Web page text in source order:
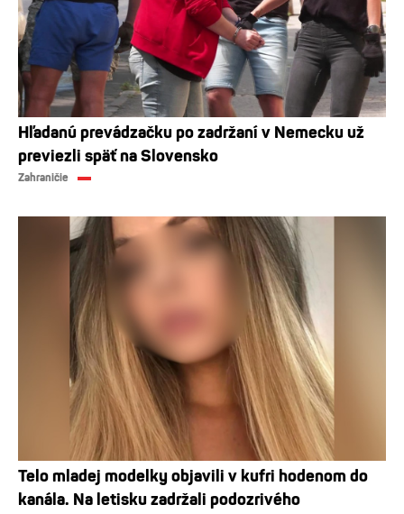
Hľadanú prevádzačku po zadržaní v Nemecku už
previezli späť na Slovensko
Zahraničie
Telo mladej modelky objavili v kufri hodenom do
kanála. Na letisku zadržali podozrivého